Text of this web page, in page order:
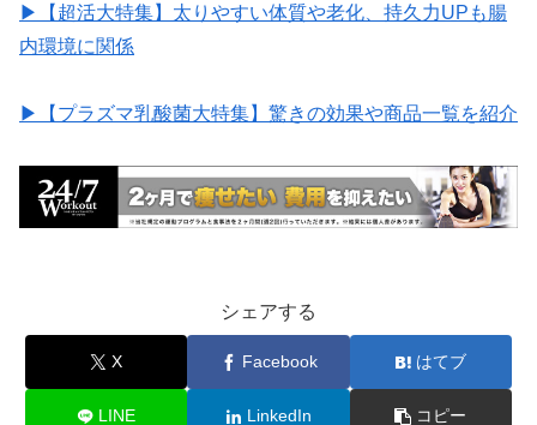
▶︎【超活大特集】太りやすい体質や老化、持久力UPも腸
内環境に関係
▶︎【プラズマ乳酸菌大特集】驚きの効果や商品一覧を紹介
シェアする
X Facebook はてブ
LINE LinkedIn コピー